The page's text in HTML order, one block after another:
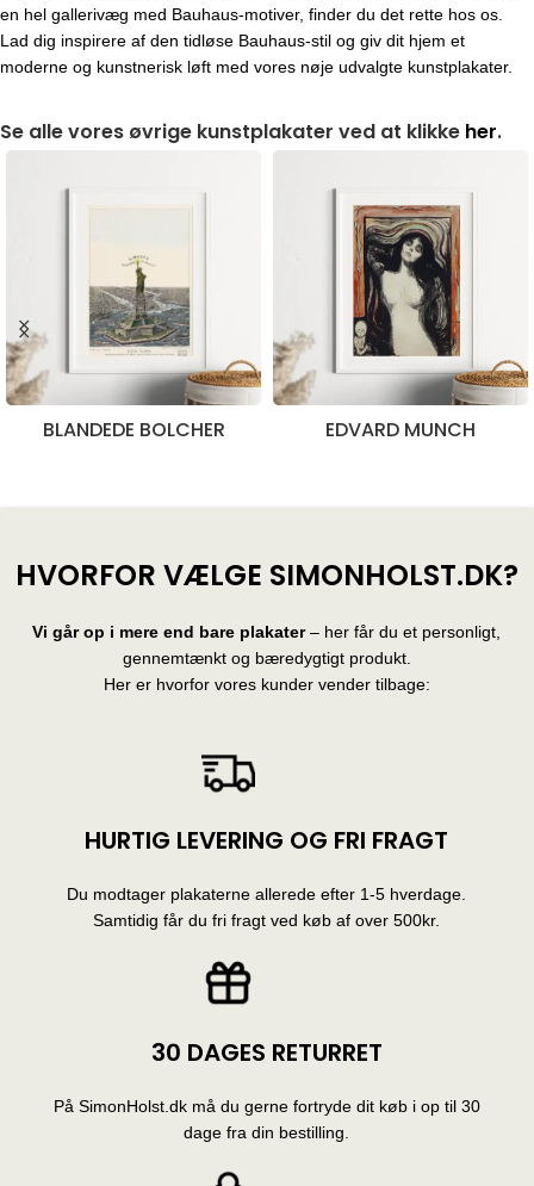
en hel gallerivæg med Bauhaus-motiver, finder du det rette hos os.
Lad dig inspirere af den tidløse Bauhaus-stil og giv dit hjem et
moderne og kunstnerisk løft med vores nøje udvalgte kunstplakater.
Se alle vores øvrige kunstplakater ved at klikke her.
BLANDEDE BOLCHER EDVARD MUNCH
HVORFOR VÆLGE SIMONHOLST.DK?
Vi går op i mere end bare plakater– her får du et personligt,
gennemtænkt og bæredygtigt produkt.
Her er hvorfor vores kunder vender tilbage:
HURTIG LEVERING OG FRI FRAGT
Du modtager plakaterne allerede efter 1-5 hverdage.
Samtidig får du fri fragt ved køb af over 500kr.
30 DAGES RETURRET
På SimonHolst.dk må du gerne fortryde dit køb i op til 30
dage fra din bestilling.